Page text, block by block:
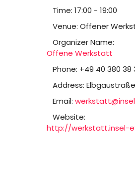
Time: 17:00 - 19:00
Venue: Offener
Organizer Name:
Offene Werkstatt
Phone: +49 40 380 38
Address:
Email:
Website:
http://werkstatt.insel-